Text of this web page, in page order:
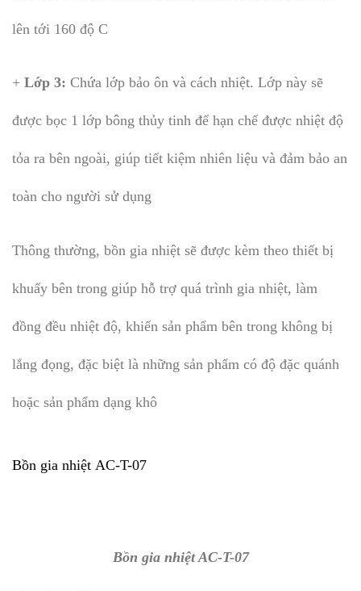
lên tới 160 độ C
+ Lớp 3: Chứa lớp bảo ôn và cách nhiệt. Lớp này sẽ
được bọc 1 lớp bông thủy tinh để hạn chế được nhiệt độ
tỏa ra bên ngoài, giúp tiết kiệm nhiên liệu và đảm bảo an
toàn cho người sử dụng
Thông thường, bồn gia nhiệt sẽ được kèm theo thiết bị
khuấy bên trong giúp hỗ trợ quá trình gia nhiệt, làm
đồng đều nhiệt độ, khiến sản phẩm bên trong không bị
lắng đọng, đặc biệt là những sản phẩm có độ đặc quánh
hoặc sản phẩm dạng khô
Bồn gia nhiệt AC-T-07
Bồn gia nhiệt AC-T-07